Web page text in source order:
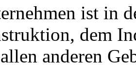
ist in
dem
anderen